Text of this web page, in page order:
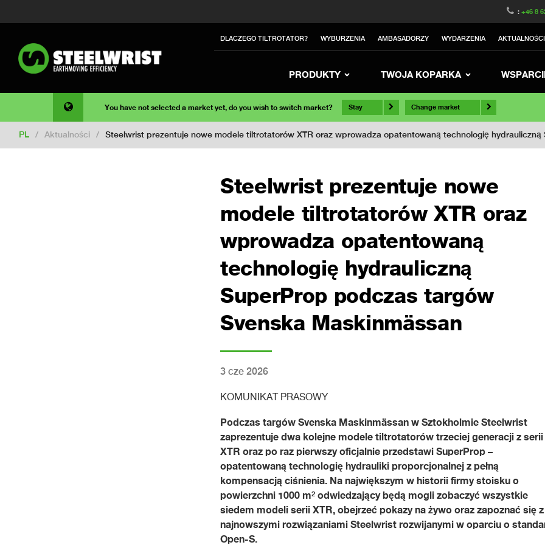
:+46 8
DLACZEGO TILTROTATOR? WYBURZENIA AMBASADORZY WYDARZENIA AKTUALNOŚCI
PRODUKTY TWOJA KOPARKA
You have not selected a market yet, do you wish to switch market? Stay Change market
PL / Aktualności / Steelwrist prezentuje nowe modele tiltrotatorów XTR oraz wprowadza opatentowaną technologię
Steelwrist prezentuje nowe
modele tiltrotatorów XTR oraz
wprowadza opatentowaną
technologię hydrauliczną
SuperProp podczas targów
Svenska Maskinmässan
3 cze 2026
KOMUNIKAT PRASOWY
Podczas targów Svenska Maskinmässan w Sztokholmie Steelwrist
zaprezentuje dwa kolejne modele tiltrotatorów trzeciej generacji z serii
XTR oraz po raz pierwszy oficjalnie przedstawi SuperProp –
opatentowaną technologię hydrauliki proporcjonalnej z pełną
kompensacją ciśnienia. Na największym w historii firmy stoisku o
powierzchni 1000 m² odwiedzający będą mogli zobaczyć wszystkie
siedem modeli serii XTR, obejrzeć pokazy na żywo oraz zapoznać się z
najnowszymi rozwiązaniami Steelwrist rozwijanymi w oparciu o
Open-S.